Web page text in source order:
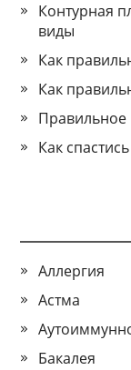
Контурная
виды
Как
Как
Правильное
Как
Аллергия
Астма
Бакалея